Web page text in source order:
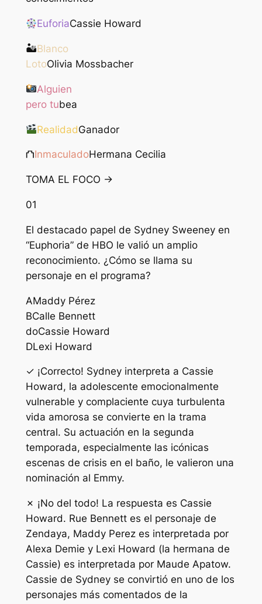
EuforiaCassie Howard
🏜Blanco
LotoOlivia Mossbacher
Alguien
pero tubea
RealidadGanador
⛫InmaculadoHermana Cecilia
TOMA EL FOCO →
01
El destacado papel de Sydney Sweeney en
“Euphoria” de HBO le valió un amplio
reconocimiento. ¿Cómo se llama su
personaje en el programa?
AMaddy Pérez
BCalle Bennett
doCassie Howard
DLexi Howard
✓ ¡Correcto! Sydney interpreta a Cassie
Howard, la adolescente emocionalmente
vulnerable y complaciente cuya turbulenta
vida amorosa se convierte en la trama
central. Su actuación en la segunda
temporada, especialmente las icónicas
escenas de crisis en el baño, le valieron una
nominación al Emmy.
✗ ¡No del todo! La respuesta es Cassie
Howard. Rue Bennett es el personaje de
Zendaya, Maddy Perez es interpretada por
Alexa Demie y Lexi Howard (la hermana de
Cassie) es interpretada por Maude Apatow.
Cassie de Sydney se convirtió en uno de los
personajes más comentados de la